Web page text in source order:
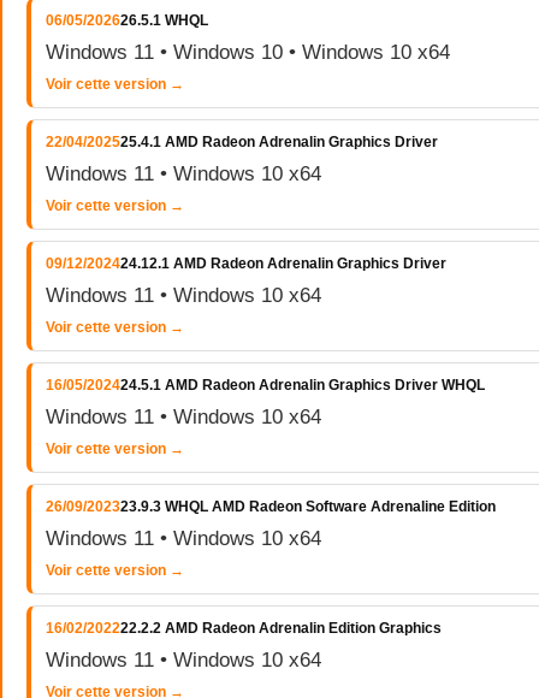
06/05/202626.5.1 WHQL
Windows 11 • Windows 10 • Windows 10 x64
Voir cette version →
22/04/202525.4.1 AMD Radeon Adrenalin Graphics Driver
Windows 11 • Windows 10 x64
Voir cette version →
09/12/202424.12.1 AMD Radeon Adrenalin Graphics Driver
Windows 11 • Windows 10 x64
Voir cette version →
16/05/202424.5.1 AMD Radeon Adrenalin Graphics Driver WHQL
Windows 11 • Windows 10 x64
Voir cette version →
26/09/202323.9.3 WHQL AMD Radeon Software Adrenaline Edition
Windows 11 • Windows 10 x64
Voir cette version →
16/02/202222.2.2 AMD Radeon Adrenalin Edition Graphics
Windows 11 • Windows 10 x64
Voir cette version →